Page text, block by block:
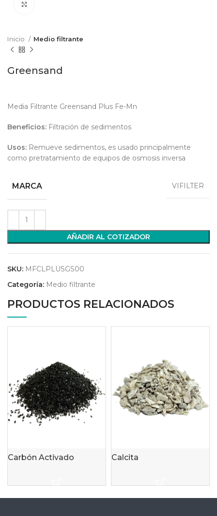
Inicio Medio filtrante
Greensand
Media Filtrante Greensand Plus Fe-Mn
Beneficios: Filtración de sedimentos
Usos: Remueve sedimentos, es usado principalmente
como pretratamiento de equipos de osmosis inversa
MARCA VIFILTER
AÑADIR AL COTIZADOR
SKU: MFCLPLUSGS00
Categoría: Medio filtrante
PRODUCTOS RELACIONADOS
Carbón Activado Calcita